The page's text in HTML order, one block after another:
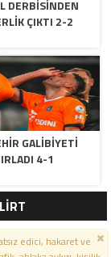
DERBISINDEN
ÇIKTI 2-2
GALIBIYETI
4-1
edici, hakaret ve